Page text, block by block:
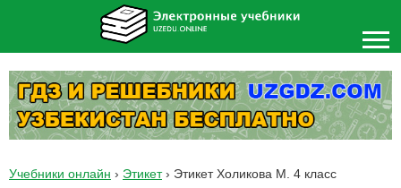
Учебники онлайн › Этикет› Этикет Холикова М. 4 класс